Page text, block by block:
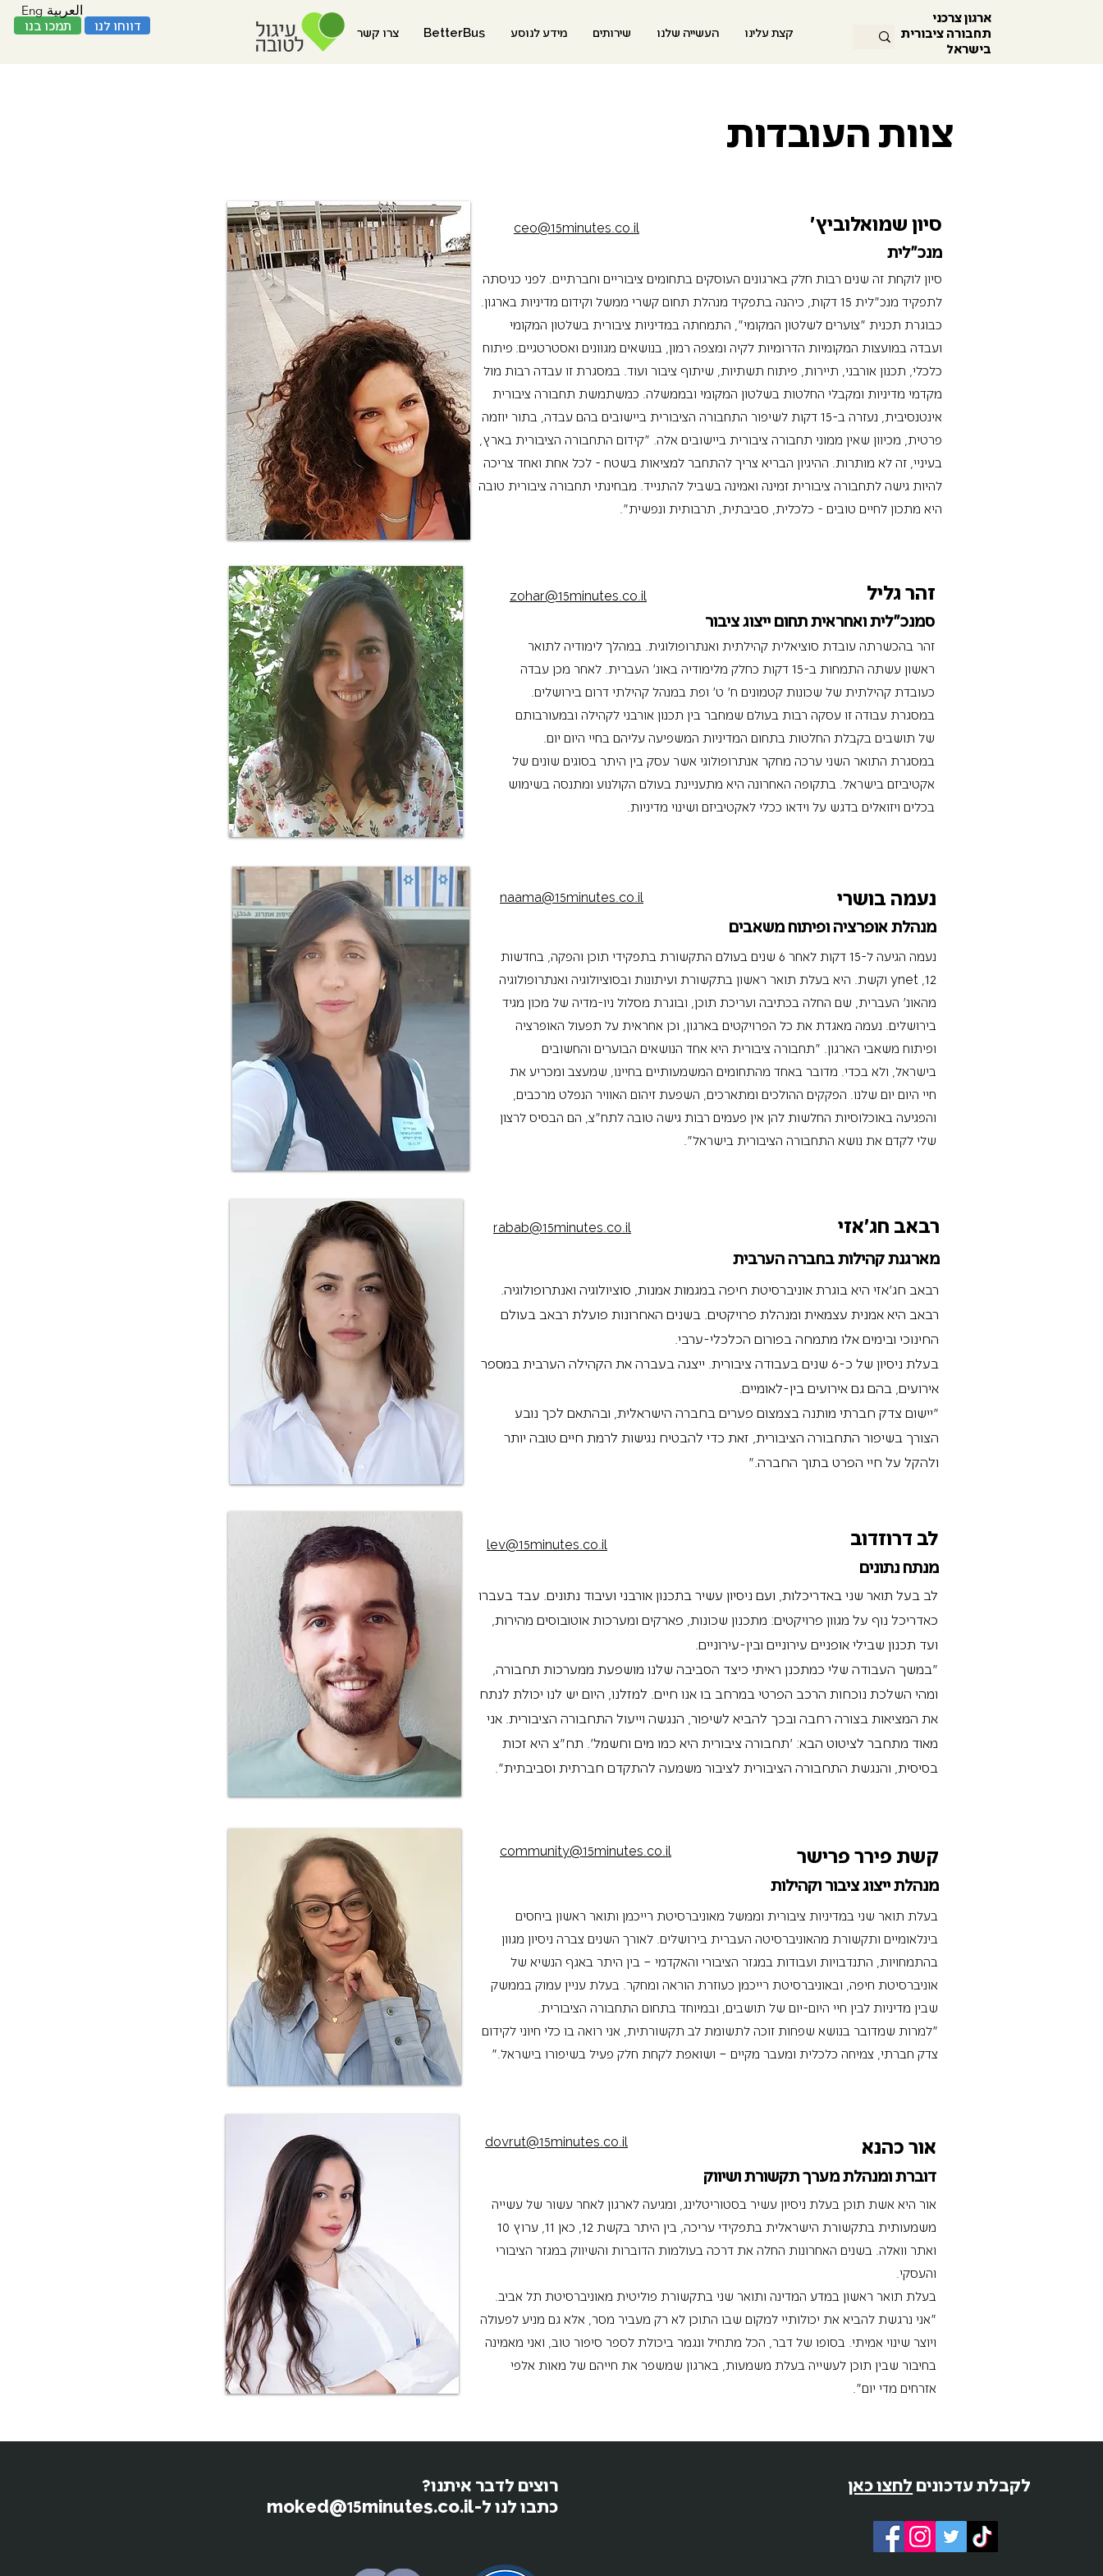
תמכו בנו דווחו לנו
العربية Eng
ארגון צרכני
תחבורה ציבורית
בישראל
קצת עלינו העשייה שלנו שירותים מידע לנוסע BetterBus צרו קשר
צוות העובדים
צוות העובדות
סיון שמואלוביץ׳
מנכ"לית
סיון לוקחת זה שנים רבות חלק בארגונים העוסקים בתחומים ציבוריים וחברתיים. לפני כניסתה
לתפקיד מנכ"לית 15 דקות, כיהנה בתפקיד מנהלת תחום קשרי ממשל וקידום מדיניות בארגון.
כבוגרת תכנית ״צוערים לשלטון המקומי״, התמחתה במדיניות ציבורית בשלטון המקומי
ועבדה במועצות המקומיות הדרומיות לקיה ומצפה רמון, בנושאים מגוונים ואסטרטגיים: פיתוח
כלכלי, תכנון אורבני, תיירות, פיתוח תשתיות, שיתוף ציבור ועוד. במסגרת זו עבדה רבות מול
מקדמי מדיניות ומקבלי החלטות בשלטון המקומי ובממשלה. כמשתמשת תחבורה ציבורית
אינטנסיבית, נעזרה ב-15 דקות לשיפור התחבורה הציבורית ביישובים בהם עבדה, בתור יוזמה
פרטית, מכיוון שאין ממוני תחבורה ציבורית ביישובים אלה. ״קידום התחבורה הציבורית בארץ,
בעיניי, זה לא מותרות. ההיגיון הבריא צריך להתחבר למציאות בשטח - לכל אחת ואחד צריכה
להיות גישה לתחבורה ציבורית זמינה ואמינה בשביל להתנייד. מבחינתי תחבורה ציבורית טובה
היא מתכון לחיים טובים - כלכלית, סביבתית, תרבותית ונפשית״.
ceo@15minutes.co.il
zohar@15minutes.co.il זהר גליל
סמנכ"לית ואחראית תחום ייצוג ציבור
זהר בהכשרתה עובדת סוציאלית קהילתית ואנתרופולוגית. במהלך לימודיה לתואר
ראשון עשתה התמחות ב-15 דקות כחלק מלימודיה באונ' העברית. לאחר מכן עבדה
כעובדת קהילתית של שכונות קטמונים ח' ט' ופת במנהל קהילתי דרום בירושלים.
במסגרת עבודה זו עסקה רבות בעולם שמחבר בין תכנון אורבני לקהילה ובמעורבותם
של תושבים בקבלת החלטות בתחום המדיניות המשפיעה עליהם בחיי היום יום.
במסגרת התואר השני ערכה מחקר אנתרופולוגי אשר עסק בין היתר בסוגים שונים של
אקטיביזם בישראל. בתקופה האחרונה היא מתעניינת בעולם הקולנוע ומתנסה בשימוש
בכלים ויזואלים בדגש על וידאו ככלי לאקטיביזם ושינוי מדיניות.
naama@15minutes.co.il נעמה בושרי
מנהלת אופרציה ופיתוח משאבים
נעמה הגיעה ל-15 דקות לאחר 6 שנים בעולם התקשורת בתפקידי תוכן והפקה, בחדשות
12, ynet וקשת. היא בעלת תואר ראשון בתקשורת ועיתונות ובסוציולוגיה ואנתרופולוגיה
מהאונ' העברית, שם החלה בכתיבה ועריכת תוכן, ובוגרת מסלול ניו-מדיה של מכון מגיד
בירושלים. נעמה מאגדת את כל הפרויקטים בארגון, וכן אחראית על תפעול האופרציה
ופיתוח משאבי הארגון. ״תחבורה ציבורית היא אחד הנושאים הבוערים והחשובים
בישראל, ולא בכדי. מדובר באחד מהתחומים המשמעותיים בחיינו, שמעצב ומכריע את
חיי היום יום שלנו. הפקקים ההולכים ומתארכים, השפעת זיהום האוויר הנפלט מרכבים,
והפגיעה באוכלוסיות החלשות להן אין פעמים רבות גישה טובה לתח״צ, הם הבסיס לרצון
שלי לקדם את נושא התחבורה הציבורית בישראל".
rabab@15minutes.co.il רבאב חג'אזי
מארגנת קהילות בחברה הערבית
רבאב חג'אזי היא בוגרת אוניברסיטת חיפה במגמות אמנות, סוציולוגיה ואנתרופולוגיה.
רבאב היא אמנית עצמאית ומנהלת פרויקטים. בשנים האחרונות פועלת רבאב בעולם
החינוכי ובימים אלו מתמחה בפורום הכלכלי-ערבי.
בעלת ניסיון של כ-6 שנים בעבודה ציבורית. ייצגה בעברה את הקהילה הערבית במספר
אירועים, בהם גם אירועים בין-לאומיים.
"יישום צדק חברתי מותנה בצמצום פערים בחברה הישראלית, ובהתאם לכך נובע
הצורך בשיפור התחבורה הציבורית, זאת כדי להבטיח נגישות לרמת חיים טובה יותר
ולהקל על חיי הפרט בתוך החברה."
lev@15minutes.co.il לב דרוזדוב
מנתח נתונים
לב בעל תואר שני באדריכלות, ועם ניסיון עשיר בתכנון אורבני ועיבוד נתונים. עבד בעברו
כאדריכל נוף על מגוון פרויקטים: מתכנון שכונות, פארקים ומערכות אוטובוסים מהירות,
ועד תכנון שבילי אופניים עירוניים ובין-עירוניים.
"במשך העבודה שלי כמתכנן ראיתי כיצד הסביבה שלנו מושפעת ממערכות תחבורה,
ומהי השלכת נוכחות הרכב הפרטי במרחב בו אנו חיים. למזלנו, היום יש לנו יכולת לנתח
את המציאות בצורה רחבה ובכך להביא לשיפור, הנגשה וייעול התחבורה הציבורית. אני
מאוד מתחבר לציטוט הבא: 'תחבורה ציבורית היא כמו מים וחשמל'. תח"צ היא זכות
בסיסית, והנגשת התחבורה הציבורית לציבור משמעה להתקדם חברתית וסביבתית".
community@15minutes.co.il קשת פירר פרישר
מנהלת ייצוג ציבור וקהילות
בעלת תואר שני במדיניות ציבורית וממשל מאוניברסיטת רייכמן ותואר ראשון ביחסים
בינלאומיים ותקשורת מהאוניברסיטה העברית בירושלים. לאורך השנים צברה ניסיון מגוון
בהתמחויות, התנדבויות ועבודות במגזר הציבורי והאקדמי – בין היתר באגף הנשיא של
אוניברסיטת חיפה, ובאוניברסיטת רייכמן כעוזרת הוראה ומחקר. בעלת עניין עמוק בממשק
שבין מדיניות לבין חיי היום-יום של תושבים, ובמיוחד בתחום התחבורה הציבורית.
"למרות שמדובר בנושא שפחות זוכה לתשומת לב תקשורתית, אני רואה בו כלי חיוני לקידום
צדק חברתי, צמיחה כלכלית ומעבר מקיים – ושואפת לקחת חלק פעיל בשיפורו בישראל."
dovrut@15minutes.co.il אור כהנא
דוברת ומנהלת מערך תקשורת ושיווק
אור היא אשת תוכן בעלת ניסיון עשיר בסטוריטלינג, ומגיעה לארגון לאחר עשור של עשייה
משמעותית בתקשורת הישראלית בתפקידי עריכה, בין היתר בקשת 12, כאן 11, ערוץ 10
ואתר וואלה. בשנים האחרונות החלה את דרכה בעולמות הדוברות והשיווק במגזר הציבורי
והעסקי.
בעלת תואר ראשון במדע המדינה ותואר שני בתקשורת פוליטית מאוניברסיטת תל אביב.
"אני נרגשת להביא את יכולותיי למקום שבו התוכן לא רק מעביר מסר, אלא גם מניע לפעולה
ויוצר שינוי אמיתי. בסופו של דבר, הכל מתחיל ונגמר ביכולת לספר סיפור טוב, ואני מאמינה
בחיבור שבין תוכן לעשייה בעלת משמעות, בארגון שמשפר את חייהם של מאות אלפי
אזרחים מדי יום״.
רוצים לדבר איתנו?
כתבו לנו ל-moked@15minutes.co.il
לקבלת עדכונים לחצו כאן